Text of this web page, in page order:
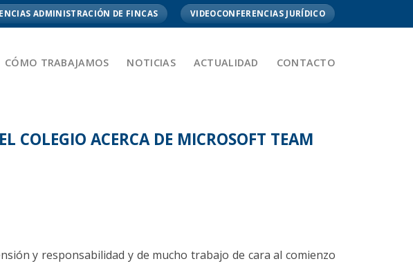
ADMINISTRACIÓN DE FINCAS VIDEOCONFERENCIAS JURÍDICO
CÓMO TRABAJAMOS NOTICIAS ACTUALIDAD CONTACTO
COLEGIO ACERCA DE MICROSOFT TEAM
y responsabilidad y de mucho trabajo de cara al comienzo